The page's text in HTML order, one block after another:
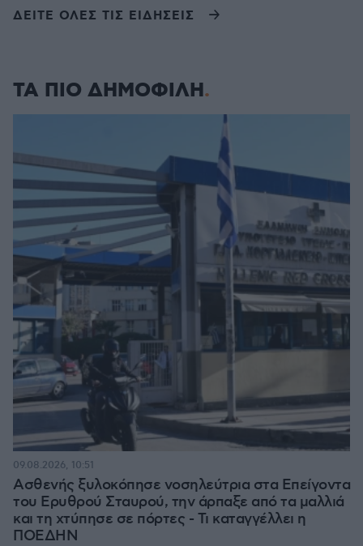
ΔΕΙΤΕ ΟΛΕΣ ΤΙΣ ΕΙΔΗΣΕΙΣ
ΤΑ ΠΙΟ ΔΗΜΟΦΙΛΗ
Ασθενής ξυλοκόπησε νοσηλεύτρια στα Επείγοντα
του Ερυθρού Σταυρού, την άρπαξε από τα μαλλιά
και τη χτύπησε σε πόρτες - Τι καταγγέλλει η
ΠΟΕΔΗΝ
09.08.2026, 10:51